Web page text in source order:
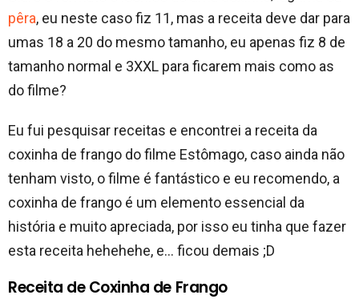
pêra, eu neste caso fiz 11, mas a receita deve dar para
umas 18 a 20 do mesmo tamanho, eu apenas fiz 8 de
tamanho normal e 3XXL para ficarem mais como as
do filme?
Eu fui pesquisar receitas e encontrei a receita da
coxinha de frango do filme Estômago, caso ainda não
tenham visto, o filme é fantástico e eu recomendo, a
coxinha de frango é um elemento essencial da
história e muito apreciada, por isso eu tinha que fazer
esta receita hehehehe, e… ficou demais ;D
Receita de Coxinha de Frango